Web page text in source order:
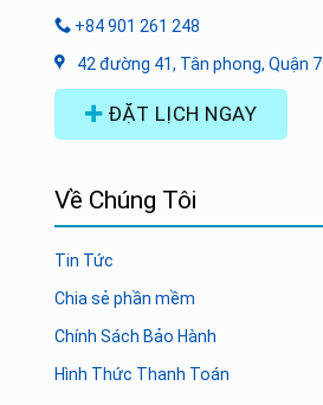
+84 901 261 248
42 đường 41, Tân phong, Quận 7
ĐẶT LỊCH NGAY
Về Chúng Tôi
Tin Tức
Chia sẻ phần mềm
Chính Sách Bảo Hành
Hình Thức Thanh Toán